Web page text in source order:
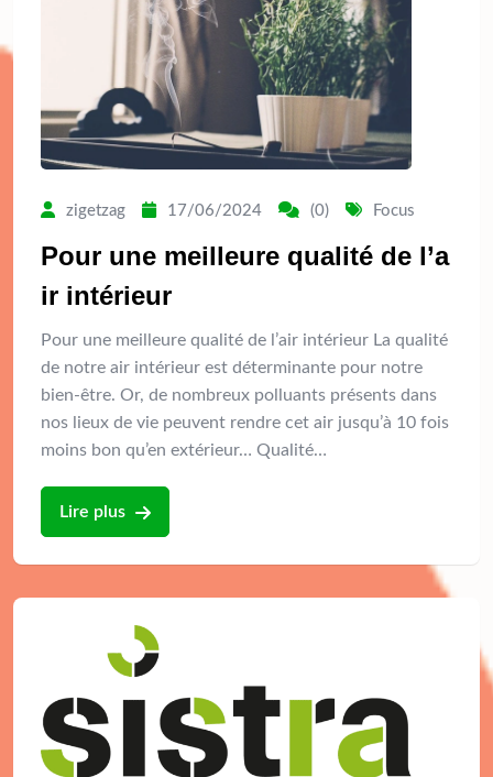
zigetzag 17/06/2024 (0) Focus
Pour une meilleure qualité de l’a
ir intérieur
Pour une meilleure qualité de l’air intérieur La qualité
de notre air intérieur est déterminante pour notre
bien-être. Or, de nombreux polluants présents dans
nos lieux de vie peuvent rendre cet air jusqu’à 10 fois
moins bon qu’en extérieur… Qualité…
Lire plus